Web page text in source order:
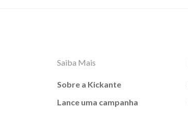
Saiba Mais
Sobre a Kickante
Lance uma campanha